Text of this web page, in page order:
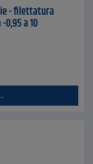
- filettatura
a 10